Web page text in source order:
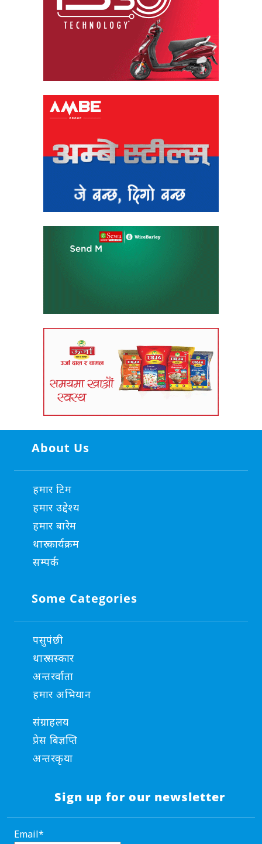
About Us
हमार टिम
हमार उद्देश्य
हमार बारेम
थारु कार्यक्रम
सम्पर्क
Some Categories
पसुपंछी
थारु सस्कार
अन्तरर्वाता
हमार अभियान
संग्राहलय
प्रेस बिज्ञप्ति
अन्तरकृया
Sign up for our newsletter
Email*